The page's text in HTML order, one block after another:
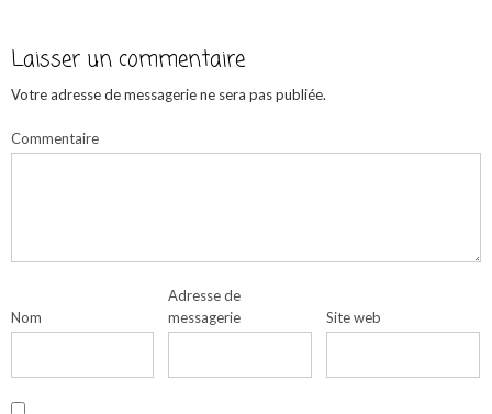
Laisser un commentaire
Votre adresse de messagerie ne sera pas publiée.
Commentaire
Nom
Adresse de
messagerie
Site web